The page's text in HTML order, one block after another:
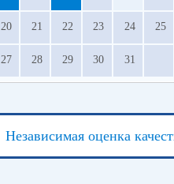
20 21 22 23 24 25
27 28 29 30 31
Независимая оценка